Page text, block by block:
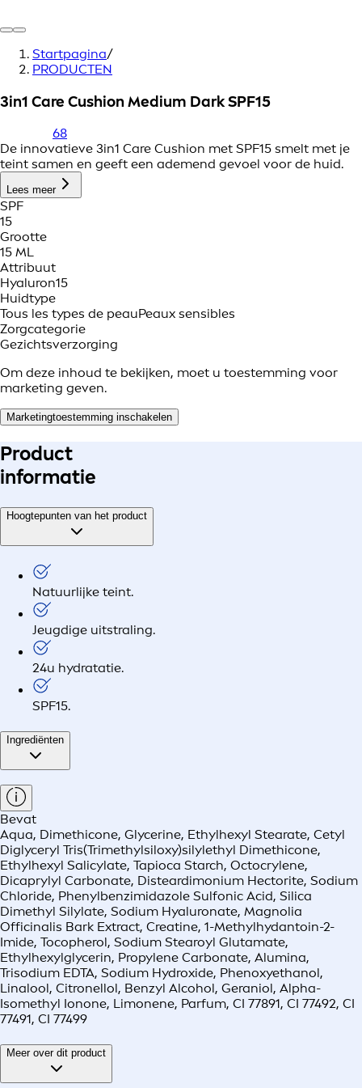
Startpagina/
PRODUCTEN
3in1 Care Cushion Medium Dark SPF15
68
De innovatieve 3in1 Care Cushion met SPF15 smelt met je
teint samen en geeft een ademend gevoel voor de huid.
Lees meer
SPF
15
Grootte
15 ML
Attribuut
Hyaluron15
Huidtype
Tous les types de peauPeaux sensibles
Zorgcategorie
Gezichtsverzorging
Om deze inhoud te bekijken, moet u toestemming voor
marketing geven.
Marketingtoestemming inschakelen
Product
informatie
Hoogtepunten van het product
Natuurlijke teint.
Jeugdige uitstraling.
24u hydratatie.
SPF15.
Ingrediënten
Bevat
Aqua, Dimethicone, Glycerine, Ethylhexyl Stearate, Cetyl
Diglyceryl Tris(Trimethylsiloxy)silylethyl Dimethicone,
Ethylhexyl Salicylate, Tapioca Starch, Octocrylene,
Dicaprylyl Carbonate, Disteardimonium Hectorite, Sodium
Chloride, Phenylbenzimidazole Sulfonic Acid, Silica
Dimethyl Silylate, Sodium Hyaluronate, Magnolia
Officinalis Bark Extract, Creatine, 1-Methylhydantoin-2-
Imide, Tocopherol, Sodium Stearoyl Glutamate,
Ethylhexylglycerin, Propylene Carbonate, Alumina,
Trisodium EDTA, Sodium Hydroxide, Phenoxyethanol,
Linalool, Citronellol, Benzyl Alcohol, Geraniol, Alpha-
Isomethyl Ionone, Limonene, Parfum, CI 77891, CI 77492, CI
77491, CI 77499
Meer over dit product